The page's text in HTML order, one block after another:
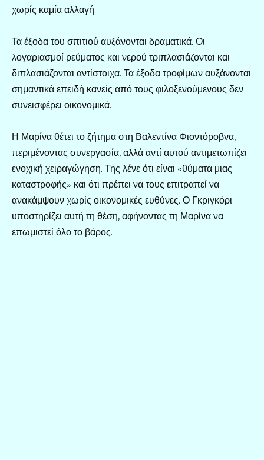
χωρίς καμία αλλαγή.
Τα έξοδα του σπιτιού αυξάνονται δραματικά. Οι
λογαριασμοί ρεύματος και νερού τριπλασιάζονται και
διπλασιάζονται αντίστοιχα. Τα έξοδα τροφίμων αυξάνονται
σημαντικά επειδή κανείς από τους φιλοξενούμενους δεν
συνεισφέρει οικονομικά.
Η Μαρίνα θέτει το ζήτημα στη Βαλεντίνα Φιοντόροβνα,
περιμένοντας συνεργασία, αλλά αντί αυτού αντιμετωπίζει
ενοχική χειραγώγηση. Της λένε ότι είναι «θύματα μιας
καταστροφής» και ότι πρέπει να τους επιτραπεί να
ανακάμψουν χωρίς οικονομικές ευθύνες. Ο Γκριγκόρι
υποστηρίζει αυτή τη θέση, αφήνοντας τη Μαρίνα να
επωμιστεί όλο το βάρος.